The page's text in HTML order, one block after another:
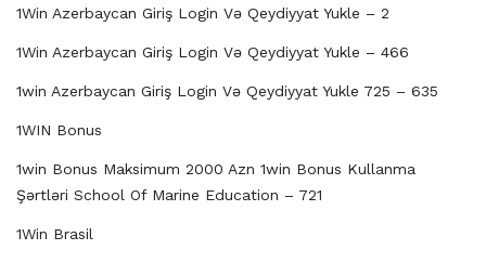
1Win Azerbaycan Giriş Login Və Qeydiyyat Yukle – 2
1Win Azerbaycan Giriş Login Və Qeydiyyat Yukle – 466
1win Azerbaycan Giriş Login Və Qeydiyyat Yukle 725 – 635
1WIN Bonus
1win Bonus Maksimum 2000 Azn 1win Bonus Kullanma
Şərtləri School Of Marine Education – 721
1Win Brasil